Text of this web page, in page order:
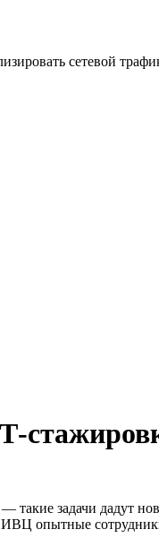
сетевой
такие задачи дадут
опытные